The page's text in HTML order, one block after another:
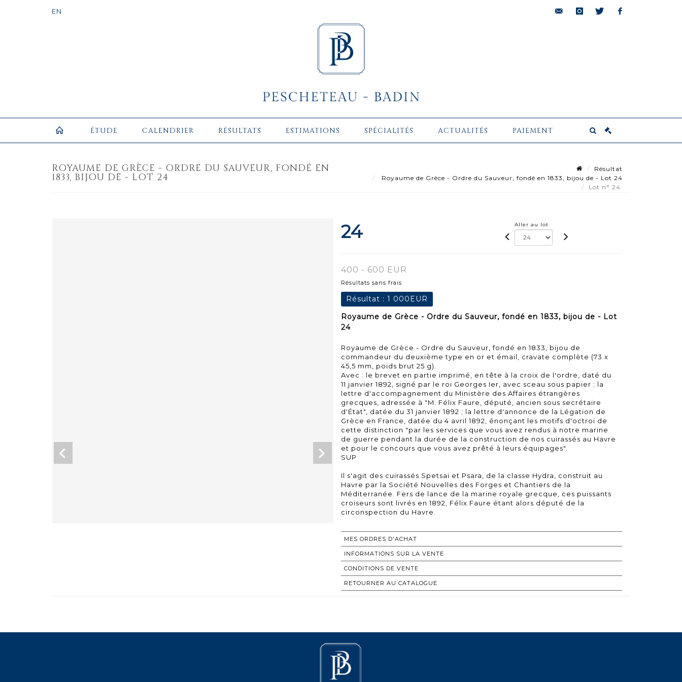
ÉTUDE CALENDRIER RÉSULTATS ESTIMATIONS SPÉCIALITÉS ACTUALITÉS PAIEMENT
ROYAUME DE GRÈCE - ORDRE DU SAUVEUR, FONDÉ EN
1833, BIJOU DE - LOT 24
Résultat
Royaume de Grèce - Ordre du Sauveur, fondé en 1833, bijou de - Lot 24
Lot n° 24
24 Aller au lot
400 - 600 EUR
Résultats sans frais
Résultat : 1 000EUR
Royaume de Grèce - Ordre du Sauveur, fondé en 1833, bijou de - Lot
24
Royaume de Grèce - Ordre du Sauveur, fondé en 1833, bijou de
commandeur du deuxième type en or et émail, cravate complète (73 x
45,5 mm, poids brut 25 g).
Avec : le brevet en partie imprimé, en tête à la croix de l'ordre, daté du
11 janvier 1892, signé par le roi Georges Ier, avec sceau sous papier ; la
lettre d'accompagnement du Ministère des Affaires étrangères
grecques, adressée à "M. Félix Faure, député, ancien sous secrétaire
d'État", datée du 31 janvier 1892 ; la lettre d'annonce de la Légation de
Grèce en France, datée du 4 avril 1892, énonçant les motifs d'octroi de
cette distinction "par les services que vous avez rendus à notre marine
de guerre pendant la durée de la construction de nos cuirassés au Havre
et pour le concours que vous avez prêté à leurs équipages".
SUP
Il s'agit des cuirassés Spetsai et Psara, de la classe Hydra, construit au
Havre par la Société Nouvelles des Forges et Chantiers de la
Méditerranée. Fers de lance de la marine royale grecque, ces puissants
croiseurs sont livrés en 1892, Félix Faure étant alors député de la
MES ORDRES D'ACHAT
INFORMATIONS SUR LA VENTE
CONDITIONS DE VENTE
RETOURNER AU CATALOGUE